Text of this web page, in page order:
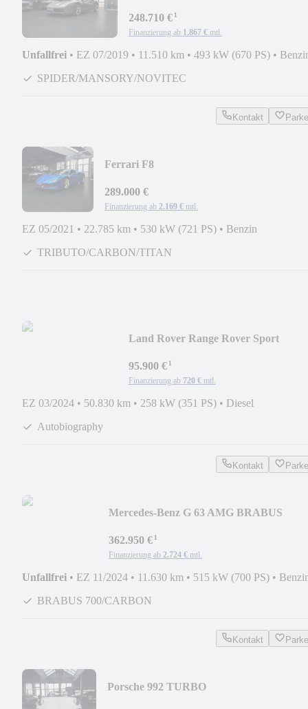
KARBON
248.710 €¹
Finanzierung ab 1.867 € mtl.
Unfallfrei • EZ 07/2019 • 11.510 km • 493 kW (670 PS) •
SPIDER/MANSORY/NOVITEC
Kontakt
Ferrari F8
289.000 €
Finanzierung ab 2.169 € mtl.
EZ 05/2021 • 22.785 km • 530 kW (721 PS) • Benzin
TRIBUTO/CARBON/TITAN
Land Rover Range Rover Sport
95.900 €¹
Finanzierung ab 720 € mtl.
EZ 03/2024 • 50.830 km • 258 kW (351 PS) • Diesel
Autobiography
Kontakt
Mercedes-Benz G 63 AMG BRABUS
362.950 €¹
Finanzierung ab 2.724 € mtl.
Unfallfrei • EZ 11/2024 • 11.630 km • 515 kW (700 PS) •
BRABUS 700/CARBON
Kontakt
Porsche 992 TURBO